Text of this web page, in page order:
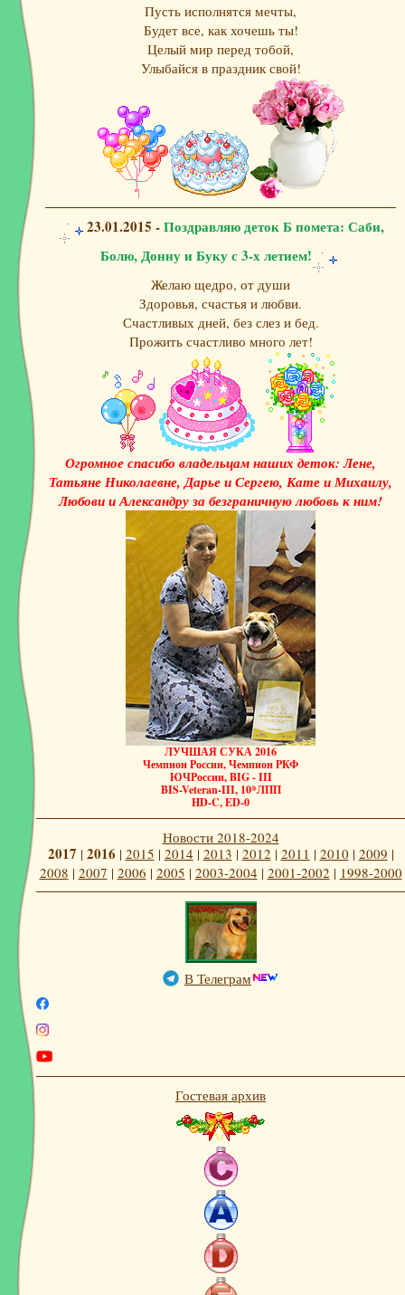
Пусть исполнятся мечты,
Будет все, как хочешь ты!
Целый мир перед тобой,
Улыбайся в праздник свой!
23.01.2015 -Поздравляю деток Б помета: Саби,
Болю, Донну и Буку с 3-х летием!
Желаю щедро, от души
Здоровья, счастья и любви.
Счастливых дней, без слез и бед.
Прожить счастливо много лет!
Огромное спасибо владельцам наших деток: Лене,
Татьяне Николаевне, Дарье и Сергею, Кате и Михаилу,
Любови и Александру за безграничную любовь к ним!
ЛУЧШАЯ СУКА 2016
Чемпион России, Чемпион РКФ
ЮЧРоссии, BIG - III
BIS-Veteran-III, 10*ЛПП
HD-C, ED-0
Новости 2018-2024
2017 | 2016 | 2015 | 2014 | 2013 | 2012 | 2011 | 2010 | 2009 |
2008 | 2007 | 2006 | 2005 | 2003-2004 | 2001-2002 | 1998-2000
В Телеграм
Youtube
Гостевая архив